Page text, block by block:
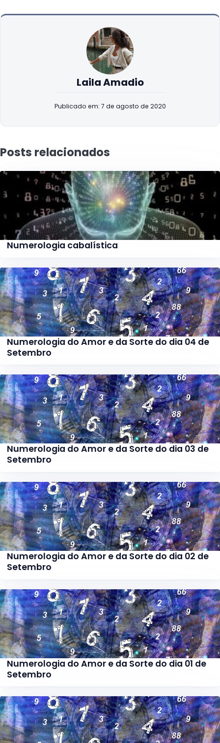
Laila Amadio
Publicado em: 7 de agosto de 2020
Posts relacionados
Numerologia cabalística
Numerologia do Amor e da Sorte do dia 04 de
Setembro
Numerologia do Amor e da Sorte do dia 03 de
Setembro
Numerologia do Amor e da Sorte do dia 02 de
Setembro
Numerologia do Amor e da Sorte do dia 01 de
Setembro